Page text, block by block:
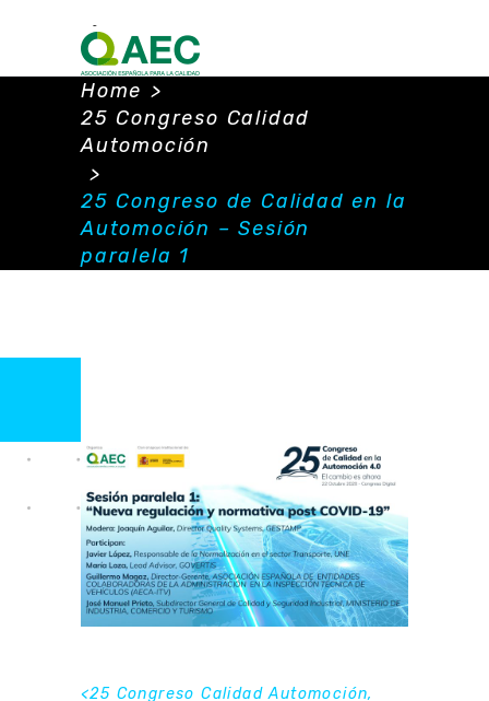
Home >
25 Congreso Calidad
Automoción
>
25 Congreso de Calidad en la
Automoción – Sesión
paralela 1
<25 Congreso Calidad Automoción,